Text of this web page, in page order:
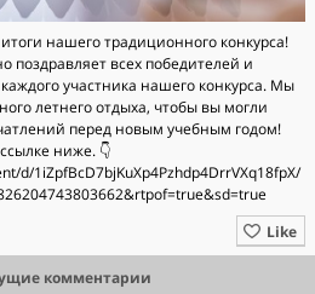
нашего традиционного конкурса!
поздравляет всех победителей и
участника нашего конкурса. Мы
летнего отдыха, чтобы вы могли
перед новым учебным годом!
ниже. 👇
d/1iZpfBcD7bjKuXp4Pzhdp4DrrVXq18fpX/
Like
комментарии